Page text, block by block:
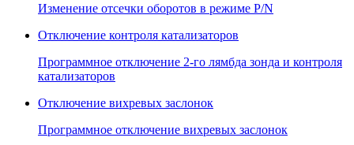
Изменение отсечки оборотов в режиме P/N
Отключение контроля катализаторов
Программное отключение 2-го лямбда зонда и контроля
катализаторов
Отключение вихревых заслонок
Программное отключение вихревых заслонок